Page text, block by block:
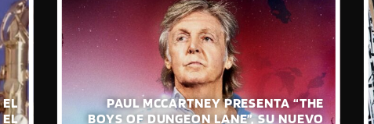
PAUL MCCARTNEY PRESENTA “THE
BOYS OF DUNGEON LANE”, SU NUEVO